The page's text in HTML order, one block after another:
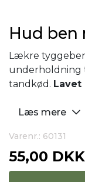
Hud ben
Lækre
underholdning
tandkød. Lavet
Læs mere
Varenr.: 60131
55,00 DKK